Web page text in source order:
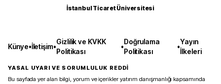
İstanbul Ticaret Üniversitesi
Künye•İletişim•
Gizlilik ve KVKK
Politikası
•
Doğrulama
Politikası
•
Yayın
İlkeleri
YASAL UYARI VE SORUMLULUK REDDİ
Bu sayfada yer alan bilgi, yorum ve içerikler yatırım danışmanlığı kapsamında